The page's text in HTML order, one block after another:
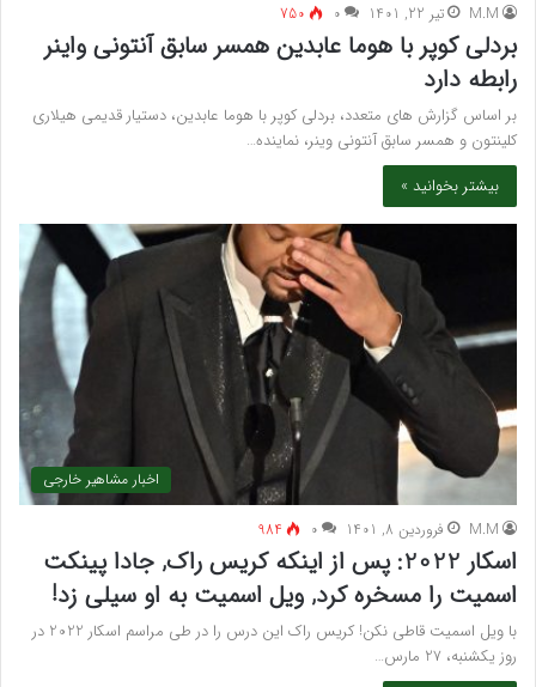
M.M تیر 22, 1401 ۰ 750
بردلی کوپر با هوما عابدین همسر سابق آنتونی واینر
رابطه دارد
بر اساس گزارش های متعدد، بردلی کوپر با هوما عابدین، دستیار قدیمی هیلاری
کلینتون و همسر سابق آنتونی وینر، نماینده…
بیشتر بخوانید »
اخبار مشاهیر خارجی
M.M فروردین 8, 1401 ۰ 984
اسکار 2022: پس از اینکه کریس راک, جادا پینکت
اسمیت را مسخره کرد, ویل اسمیت به او سیلی زد!
با ویل اسمیت قاطی نکن! کریس راک این درس را در طی مراسم اسکار 2022 در
روز یکشنبه، 27 مارس…